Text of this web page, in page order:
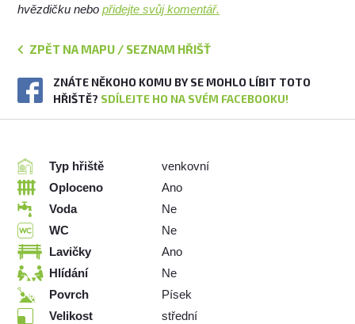
hvězdičku nebopřidejte svůj komentář.
ZPĚT NA MAPU / SEZNAM HŘIŠŤ
ZNÁTE NĚKOHO KOMU BY SE MOHLO LÍBIT TOTO
HŘIŠTĚ? SDÍLEJTE HO NA SVÉM FACEBOOKU!
Typ hřiště
venkovní
Oploceno
Ano
Voda
Ne
WC
Ne
Lavičky
Ano
Hlídání
Ne
Povrch
Písek
Velikost
střední